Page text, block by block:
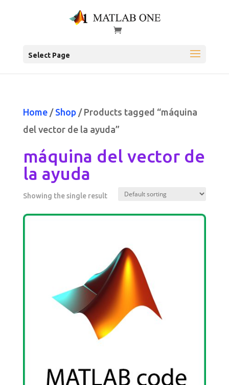
Select Page
Home/ Shop/ Products tagged “máquina
del vector de la ayuda”
máquina del vector de
la ayuda
Showing the single result